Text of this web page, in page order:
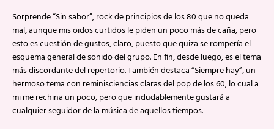
Sorprende “Sin sabor”, rock de principios de los 80 que no queda
mal, aunque mis oidos curtidos le piden un poco más de caña, pero
esto es cuestión de gustos, claro, puesto que quiza se rompería el
esquema general de sonido del grupo. En fin, desde luego, es el tema
más discordante del repertorio. También destaca “Siempre hay”, un
hermoso tema con reminisciencias claras del pop de los 60, lo cual a
mi me rechina un poco, pero que indudablemente gustará a
cualquier seguidor de la música de aquellos tiempos.